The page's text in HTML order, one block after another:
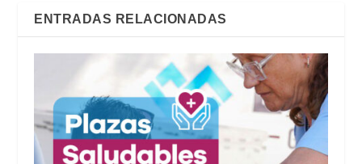
ENTRADAS RELACIONADAS